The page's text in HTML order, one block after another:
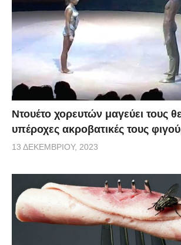
Ντουέτο χορευτών μαγεύει τους
υπέροχες ακροβατικές τους
13 ΔΕΚΕΜΒΡΊΟΥ, 2023